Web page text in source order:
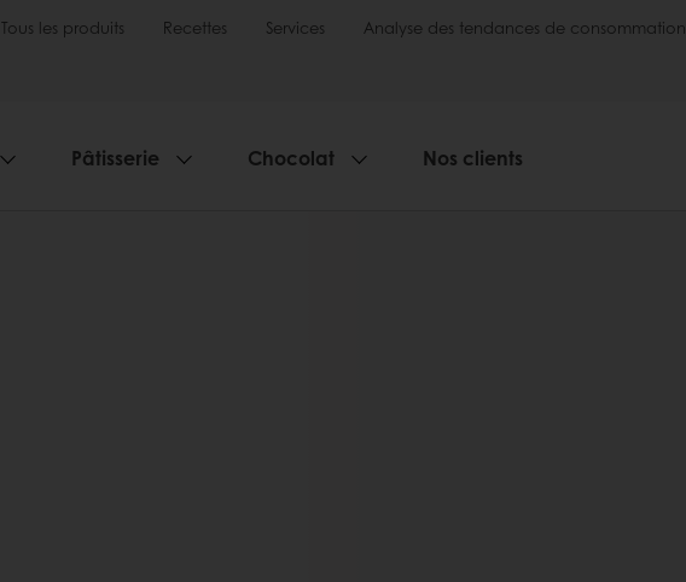
Tous les produits Recettes Services Analyse des tendances de consommation
Pâtisserie Chocolat Nos clients